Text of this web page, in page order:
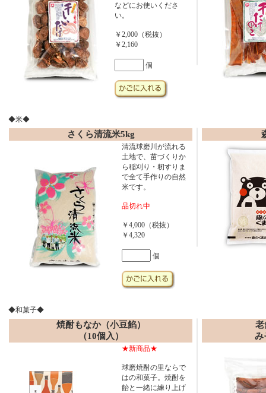
などにお使いくださ
い。
￥2,000（税抜）
￥2,160
個
◆米◆
さくら清流米5kg
清流球磨川が流れる
土地で、苗づくりか
ら稲刈り・籾すりま
で全て手作りの自然
米です。
品切れ中
￥4,000（税抜）
￥4,320
個
◆和菓子◆
焼酎もなか（小豆餡）
（10個入）
★新商品★
球磨焼酎の里ならで
はの和菓子。焼酎を
飴と一緒に練り上げ
老
み